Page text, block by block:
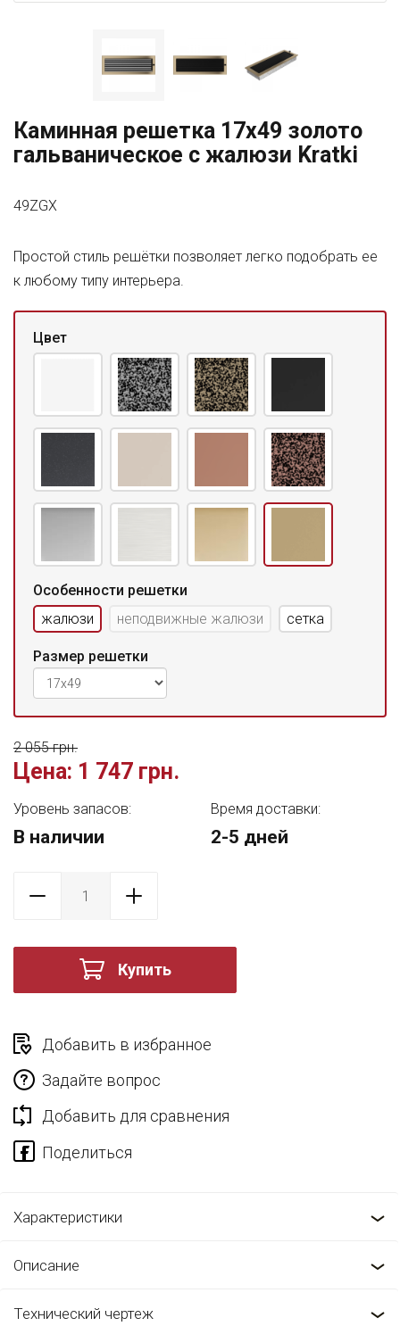
Каминная решетка 17x49 золото
гальваническое с жалюзи Kratki
49ZGX
Простой стиль решётки позволяет легко подобрать ее
к любому типу интерьера.
Цвет
Особенности решетки
жалюзи
неподвижные жалюзи сетка
Размер решетки
Цена: 1 747 грн.
2 055 грн.
Уровень запасов:
В наличии
Время доставки:
2-5 дней
Купить
Добавить в избранное
Задайте вопрос
Добавить для сравнения
Характеристики
Описание
Технический чертеж